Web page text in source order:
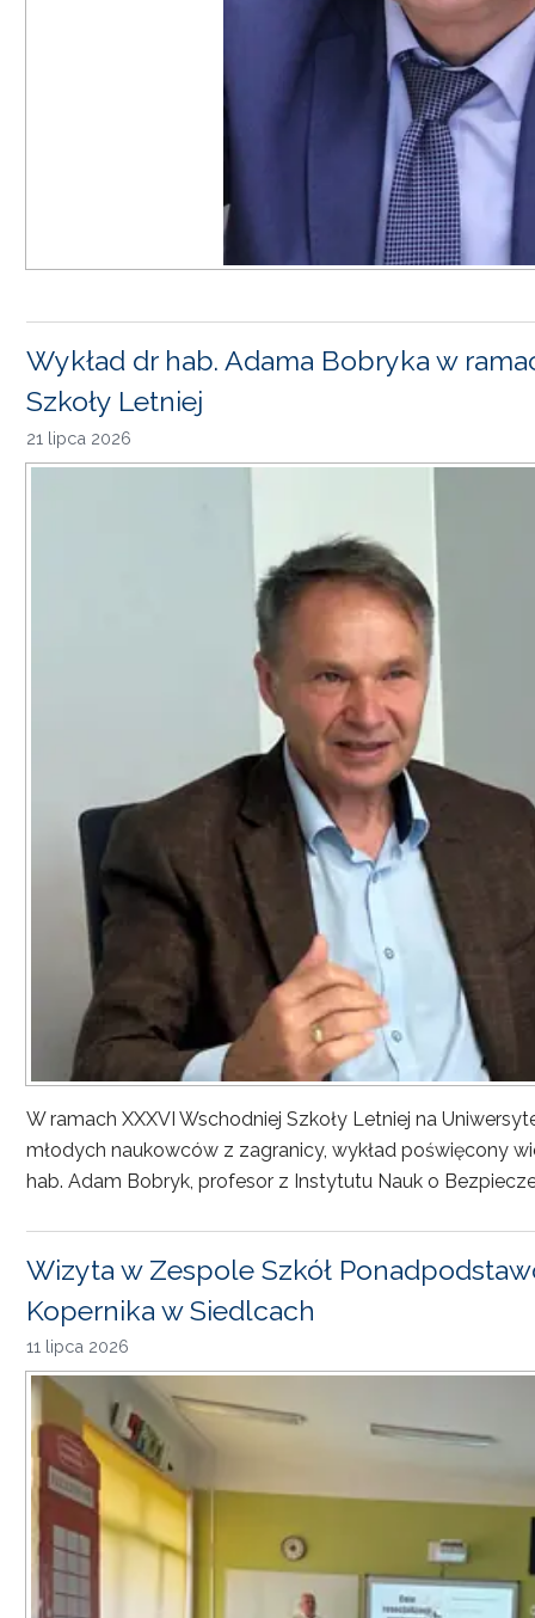
Wykład dr hab. Adama Bobryka w
Szkoły Letniej
21 lipca 2026
W ramach XXXVI Wschodniej Szkoły Letniej na
młodych naukowców z zagranicy, wykład poświęcony
hab. Adam Bobryk, profesor z Instytutu Nauk o
Wizyta w Zespole Szkół
Kopernika w Siedlcach
11 lipca 2026